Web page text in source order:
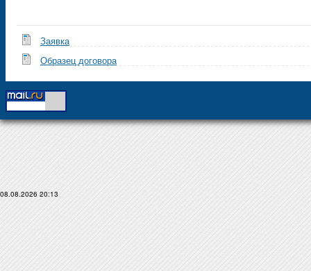
Заявка
Образец договора
08.08.2026 20:13